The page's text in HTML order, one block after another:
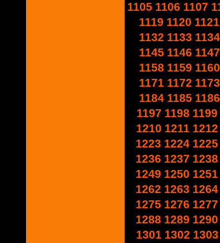
1105 1106 1107
1119 1120 1121
1132 1133 1134
1145 1146 1147
1158 1159 1160
1171 1172 1173
1184 1185 1186
1197 1198 1199
1210 1211 1212
1223 1224 1225
1236 1237 1238
1249 1250 1251
1262 1263 1264
1275 1276 1277
1288 1289 1290
1301 1302 1303